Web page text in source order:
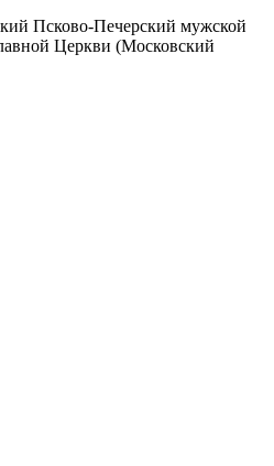
Псково-Печерский мужской
Церкви (Московский